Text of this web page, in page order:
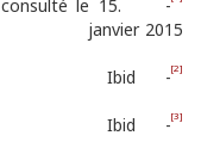
janvier 2015
[2]
- Ibid
[3]
- Ibid